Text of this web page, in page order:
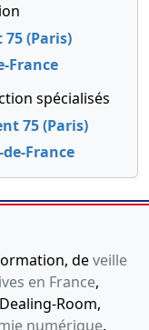
(Paris)
France
spécialisés
75 (Paris)
France
deveille
en France,
Room,
numérique.